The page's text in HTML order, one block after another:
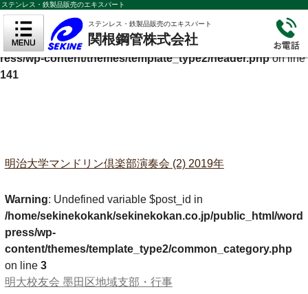
Warning
: Undefined variable $cf_description in
/home/sekinekokank/sekinekokan.co.jp/public_html/wordp
ress/wp-content/themes/template_type2/header.phpon line
141
ステンレス・鉄製品販売のエキスパート
ステンレス・鉄製品販売のエキスパート
関根鋼管株式会社
明治大学マンドリン倶楽部演奏会 (2) 2019年
Warning: Undefined variable $post_id in
/home/sekinekokank/sekinekokan.co.jp/public_html/word
press/wp-
content/themes/template_type2/common_category.php
on line 3
明大校友会 墨田区地域支部・行事